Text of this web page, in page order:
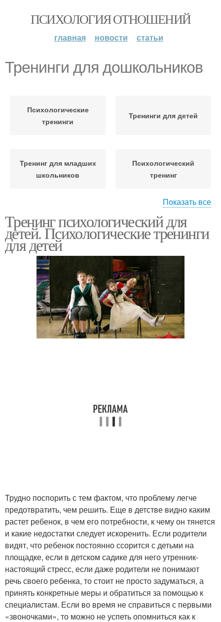
ПСИХОЛОГИЯ ОТНОШЕНИЙ
главная новости статьи
Тренинги для дошкольников
Психологические
тренинги
Тренинги для детей
Тренинг для младших
школьников
Психологический
тренинг
Тренинги для взрослых Тренинг для родителей
Показать все
Тренинг психологический для
детей. Психологические тренинги
для детей
Трудно поспорить с тем фактом, что проблему легче
предотвратить, чем решить. Еще в детстве видно каким
растет ребенок, в чем его потребности, к чему он тянется
и какие недостатки следует искоренить. Если родители
видят, что ребенок постоянно ссорится с детьми на
площадке, если в детском садике для него утренник-
настоящий стресс, если даже родители не понимают
речь своего ребенка, то стоит не просто задуматься, а
принять конкретные меры и обратиться за помощью к
специалистам. Если во время не справиться с первыми
«звоночками», то можно не успеть опомниться как к